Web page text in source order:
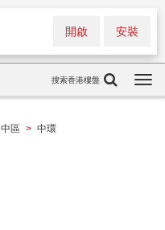
安裝
開啟
搜索香港樓盤
中區 > 中環